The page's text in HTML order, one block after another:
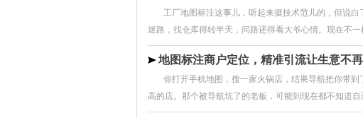
工厂地图标注这事儿，听起来挺技术范儿的，但说
迷路，找仓库得转半天，问路还得看大爷心情。现在不
地图标注商户定位，精准引流让生意不
你打开手机地图，搜一家火锅店，结果导航把你带
高的店。那个被导航坑了的老板，可能到现在都不知道